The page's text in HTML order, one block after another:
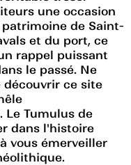
une occasion
de Saint-
et du port, ce
rappel puissant
le passé. Ne
découvrir ce site
Le Tumulus de
dans l'histoire
vous émerveiller